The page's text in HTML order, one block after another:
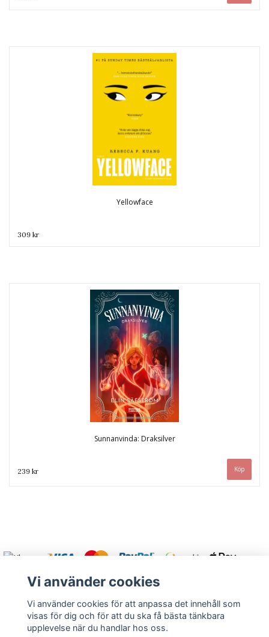
Yellowface
309 kr
Sunnanvinda: Draksilver
239 kr
Varmt välkommen att kontakta oss.
Vi använder cookies
Vi använder cookies för att anpassa det innehåll som
visas för dig och för att du ska få bästa tänkbara
upplevelse när du handlar hos oss.